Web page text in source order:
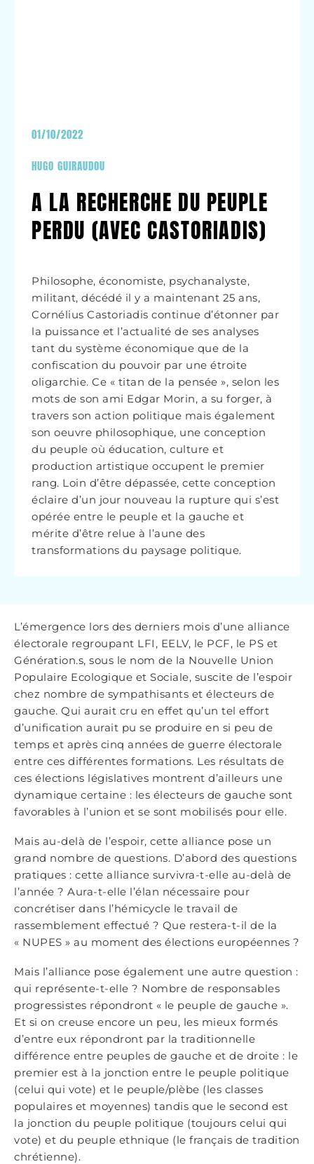
01/10/2022
HUGO GUIRAUDOU
A LA RECHERCHE DU PEUPLE
PERDU (AVEC CASTORIADIS)
Philosophe, économiste, psychanalyste,
militant, décédé il y a maintenant 25 ans,
Cornélius Castoriadis continue d’étonner par
la puissance et l’actualité de ses analyses
tant du système économique que de la
confiscation du pouvoir par une étroite
oligarchie. Ce « titan de la pensée », selon les
mots de son ami Edgar Morin, a su forger, à
travers son action politique mais également
son oeuvre philosophique, une conception
du peuple où éducation, culture et
production artistique occupent le premier
rang. Loin d’être dépassée, cette conception
éclaire d’un jour nouveau la rupture qui s’est
opérée entre le peuple et la gauche et
mérite d’être relue à l’aune des
transformations du paysage politique.
L’émergence lors des derniers mois d’une alliance
électorale regroupant LFI, EELV, le PCF, le PS et
Génération.s, sous le nom de la Nouvelle Union
Populaire Ecologique et Sociale, suscite de l’espoir
chez nombre de sympathisants et électeurs de
gauche. Qui aurait cru en effet qu’un tel effort
d’unification aurait pu se produire en si peu de
temps et après cinq années de guerre électorale
entre ces différentes formations. Les résultats de
ces élections législatives montrent d’ailleurs une
dynamique certaine : les électeurs de gauche sont
favorables à l’union et se sont mobilisés pour elle.
Mais au-delà de l’espoir, cette alliance pose un
grand nombre de questions. D’abord des questions
pratiques : cette alliance survivra-t-elle au-delà de
l’année ? Aura-t-elle l’élan nécessaire pour
concrétiser dans l’hémicycle le travail de
rassemblement effectué ? Que restera-t-il de la
« NUPES » au moment des élections européennes ?
Mais l’alliance pose également une autre question :
qui représente-t-elle ? Nombre de responsables
progressistes répondront « le peuple de gauche ».
Et si on creuse encore un peu, les mieux formés
d’entre eux répondront par la traditionnelle
différence entre peuples de gauche et de droite : le
premier est à la jonction entre le peuple politique
(celui qui vote) et le peuple/plèbe (les classes
populaires et moyennes) tandis que le second est
la jonction du peuple politique (toujours celui qui
vote) et du peuple ethnique (le français de tradition
chrétienne).